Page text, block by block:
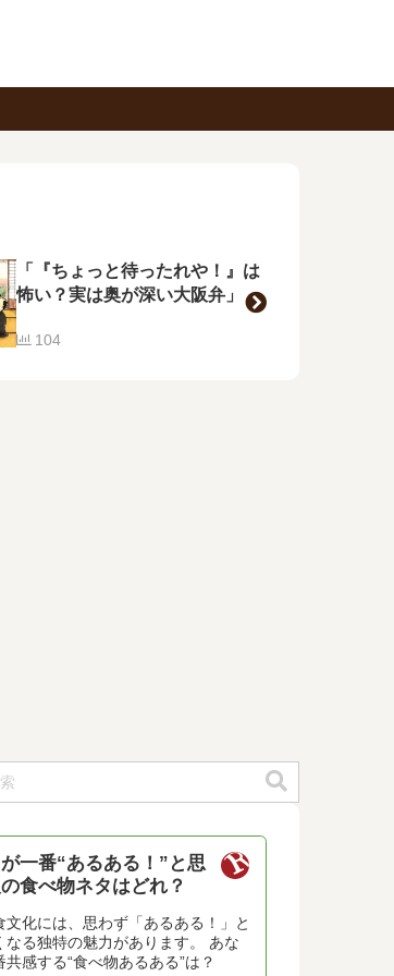
「『ちょっと待ったれや！』は
怖い？実は奥が深い大阪弁」
104